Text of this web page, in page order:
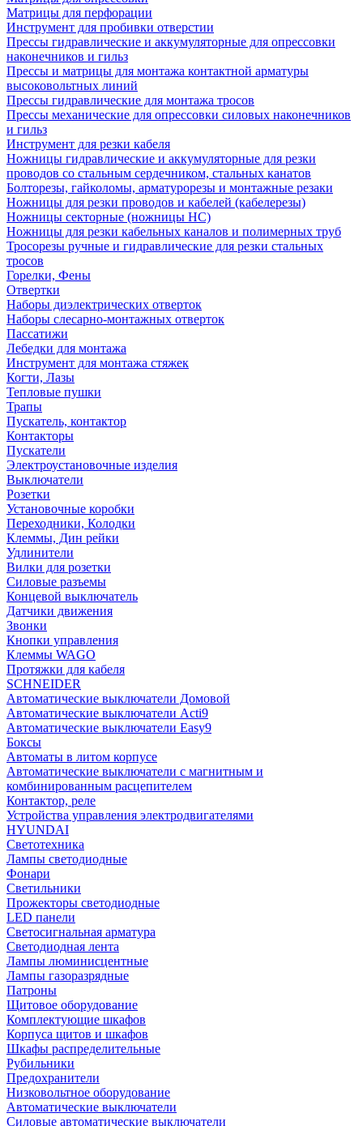
Матрицы для перфорации
Инструмент для пробивки отверстии
Прессы гидравлические и аккумуляторные для опрессовки
наконечников и гильз
Прессы и матрицы для монтажа контактной арматуры
высоковольтных линий
Прессы гидравлические для монтажа тросов
Прессы механические для опрессовки силовых наконечников
и гильз
Инструмент для резки кабеля
Ножницы гидравлические и аккумуляторные для резки
проводов со стальным сердечником, стальных канатов
Болторезы, гайколомы, арматурорезы и монтажные резаки
Ножницы для резки проводов и кабелей (кабелерезы)
Ножницы секторные (ножницы НС)
Ножницы для резки кабельных каналов и полимерных труб
Тросорезы ручные и гидравлические для резки стальных
тросов
Горелки, Фены
Отвертки
Наборы диэлектрических отверток
Наборы слесарно-монтажных отверток
Пассатижи
Лебедки для монтажа
Инструмент для монтажа стяжек
Когти, Лазы
Тепловые пушки
Трапы
Пускатель, контактор
Контакторы
Пускатели
Электроустановочные изделия
Выключатели
Розетки
Установочные коробки
Переходники, Колодки
Клеммы, Дин рейки
Удлинители
Вилки для розетки
Силовые разъемы
Концевой выключатель
Датчики движения
Звонки
Кнопки управления
Клеммы WAGO
Протяжки для кабеля
SCHNEIDER
Автоматические выключатели Домовой
Автоматические выключатели Acti9
Автоматические выключатели Easy9
Боксы
Автоматы в литом корпусе
Автоматические выключатели с магнитным и
комбинированным расцепителем
Контактор, реле
Устройства управления электродвигателями
HYUNDAI
Светотехника
Лампы светодиодные
Фонари
Светильники
Прожекторы светодиодные
LED панели
Светосигнальная арматура
Светодиодная лента
Лампы люминисцентные
Лампы газоразрядные
Патроны
Щитовое оборудование
Комплектующие шкафов
Корпуса щитов и шкафов
Шкафы распределительные
Рубильники
Предохранители
Низковольтное оборудование
Автоматические выключатели
Силовые автоматические выключатели